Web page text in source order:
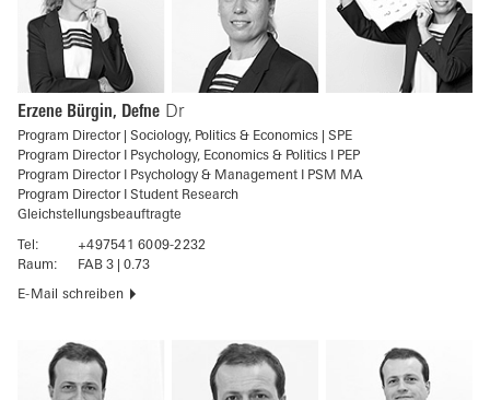
Erzene Bürgin, Defne Dr
Program Director | Sociology, Politics & Economics | SPE
Program Director I Psychology, Economics & Politics I PEP
Program Director I Psychology & Management I PSM MA
Program Director I Student Research
Gleichstellungsbeauftragte
Tel:
+497541 6009-2232
Raum:
FAB 3 | 0.73
E-Mail schreiben